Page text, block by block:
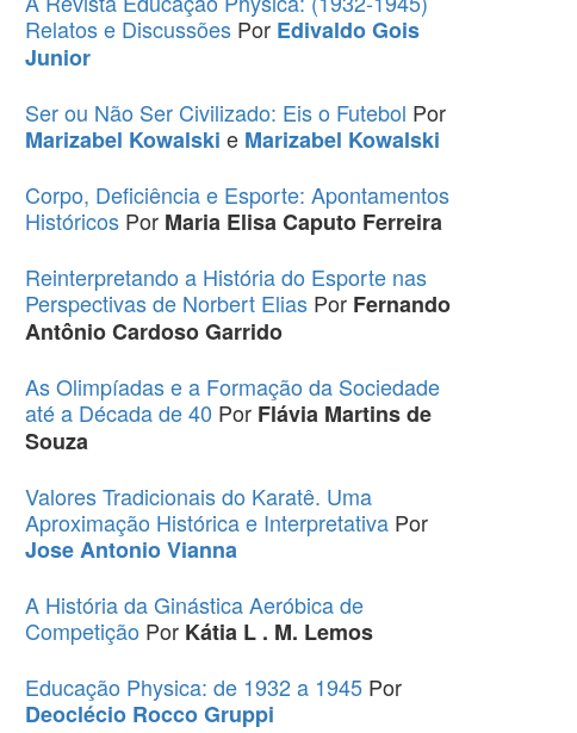
Relatos e Discussões Por Edivaldo Gois
Junior
Ser ou Não Ser Civilizado: Eis o Futebol Por
Marizabel Kowalski e Marizabel Kowalski
Corpo, Deficiência e Esporte: Apontamentos
Históricos Por Maria Elisa Caputo Ferreira
Reinterpretando a História do Esporte nas
Perspectivas de Norbert Elias Por Fernando
Antônio Cardoso Garrido
As Olimpíadas e a Formação da Sociedade
até a Década de 40 Por Flávia Martins de
Souza
Valores Tradicionais do Karatê. Uma
Aproximação Histórica e Interpretativa Por
Jose Antonio Vianna
A História da Ginástica Aeróbica de
Competição Por Kátia L . M. Lemos
Educação Physica: de 1932 a 1945 Por
Deoclécio Rocco Gruppi